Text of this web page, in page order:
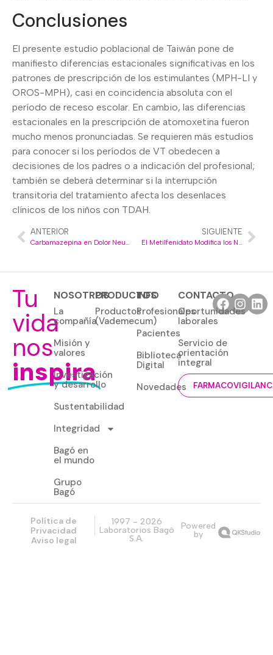
Conclusiones
El presente estudio poblacional de Taiwán pone de
manifiesto diferencias estacionales significativas en los
patrones de prescripción de los estimulantes (MPH-LI y
OROS-MPH), casi en coincidencia absoluta con el
período de receso escolar. En cambio, las diferencias
estacionales en la prescripción de atomoxetina fueron
mucho menos pronunciadas. Se requieren más estudios
para conocer si los períodos de VT obedecen a
decisiones de los padres o a indicación del profesional;
también se deberá determinar si la interrupción
transitoria del tratamiento afecta los desenlaces
clínicos de los niños con TDAH.
ANTERIOR
Carbamazepina en Dolor Neuropático Crónico y Fibromialgia
SIGUIENTE
El Metilfenidato Modifica los Niveles Cerebelosos de Creatina en Pacientes Adultos con Trastorno por Déficit de Atención e Hiperactividad
Tu
vida
nos
inspira
NOSOTROS
La
compañía
Misión y
valores
Investigación
y desarrollo
Sustentabilidad
Integridad
Bagó en
el mundo
Grupo
Bagó
PRODUCTOS
Productos
(Vademecum)
INFO
Profesionales
Pacientes
Biblioteca
Digital
Novedades
CONTACTO
Oportunidades
laborales
Servicio de
orientación
integral
Política de
Privacidad
Aviso legal
1997 - 2026
Laboratorios Bagó
S.A.
Powered
by